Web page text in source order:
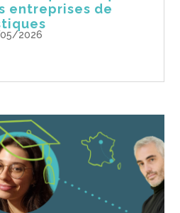
entreprises de
2026